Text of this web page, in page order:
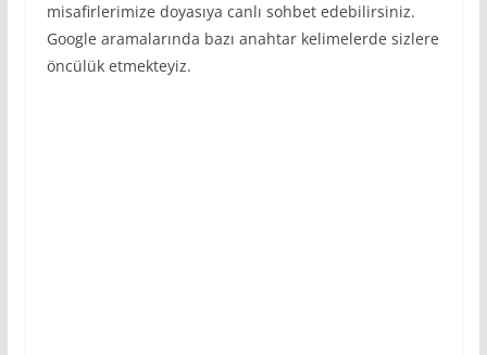
misafirlerimize doyasıya canlı sohbet edebilirsiniz.
Google aramalarında bazı anahtar kelimelerde sizlere
öncülük etmekteyiz.